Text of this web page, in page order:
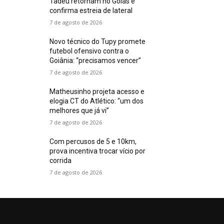
confirma estreia de lateral
7 de agosto de 2026
Novo técnico do Tupy promete
futebol ofensivo contra o
Goiânia: “precisamos vencer”
7 de agosto de 2026
Matheusinho projeta acesso e
elogia CT do Atlético: “um dos
melhores que já vi”
7 de agosto de 2026
Com percusos de 5 e 10km,
prova incentiva trocar vício por
corrida
7 de agosto de 2026